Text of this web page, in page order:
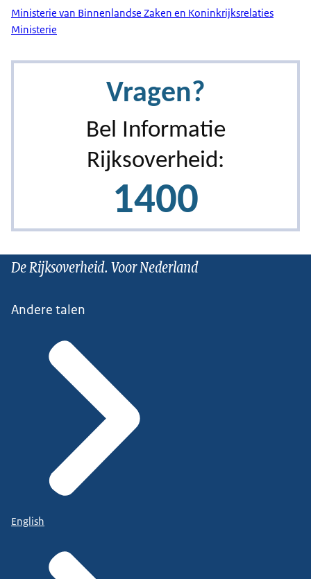
Ministerie van Binnenlandse Zaken en Koninkrijksrelaties
Ministerie
De Rijksoverheid. Voor Nederland
Andere talen
English